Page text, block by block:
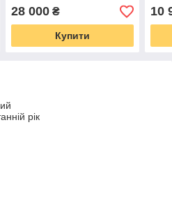
28 000₴
Купити
10
рік